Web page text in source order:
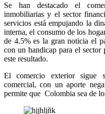
Se han destacado el
inmobiliarias y el sector
servicios está empujando la
interna, el consumo de los
de 4.5% es la gran noticia el
con un handicap para el
este resultado.
El comercio exterior sigue
comercial, con un aporte
permite que Colombia sea de